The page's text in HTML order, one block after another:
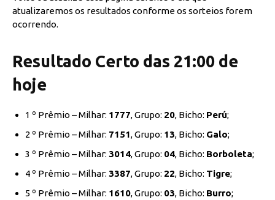
atualizaremos os resultados conforme os sorteios forem
ocorrendo.
Resultado Certo das 21:00 de
hoje
1 º Prêmio – Milhar: 1777, Grupo: 20, Bicho: Perú;
2 º Prêmio – Milhar: 7151, Grupo: 13, Bicho: Galo;
3 º Prêmio – Milhar: 3014, Grupo: 04, Bicho: Borboleta;
4 º Prêmio – Milhar: 3387, Grupo: 22, Bicho: Tigre;
5 º Prêmio – Milhar: 1610, Grupo: 03, Bicho: Burro;